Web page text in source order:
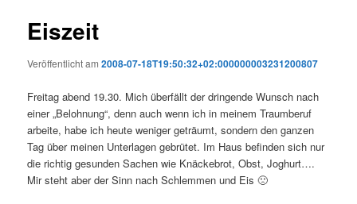
Eiszeit
Veröffentlicht am2008-07-18T19:50:32+02:000000003231200807
Freitag abend 19.30. Mich überfällt der dringende Wunsch nach
einer „Belohnung“, denn auch wenn ich in meinem Traumberuf
arbeite, habe ich heute weniger geträumt, sondern den ganzen
Tag über meinen Unterlagen gebrütet. Im Haus befinden sich nur
die richtig gesunden Sachen wie Knäckebrot, Obst, Joghurt….
Mir steht aber der Sinn nach Schlemmen und Eis 🙁